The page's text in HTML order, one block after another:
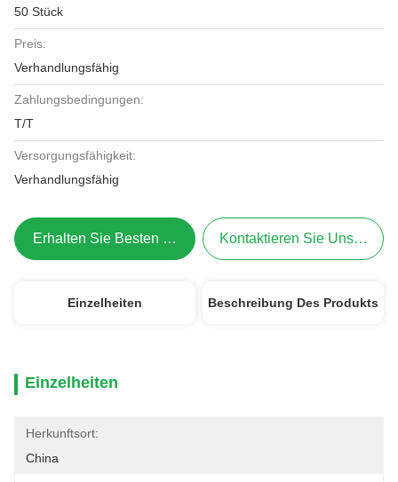
50 Stück
Preis:
Verhandlungsfähig
Zahlungsbedingungen:
T/T
Versorgungsfähigkeit:
Verhandlungsfähig
Erhalten Sie Besten Preis Kontaktieren Sie Uns Jetzt
Einzelheiten Beschreibung Des Produkts
Einzelheiten
Herkunftsort:
China